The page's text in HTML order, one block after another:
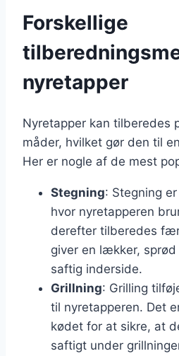
Forskellige
nyretapper
Nyretapper kan tilberedes
måder, hvilket gør den til
Her er nogle af de mest
Stegning: Stegning
hvor nyretapperen
derefter tilberedes
giver en lækker,
saftig inderside.
Grillning: Grilling
til nyretapperen. Det
kødet for at sikre, at
saftigt under